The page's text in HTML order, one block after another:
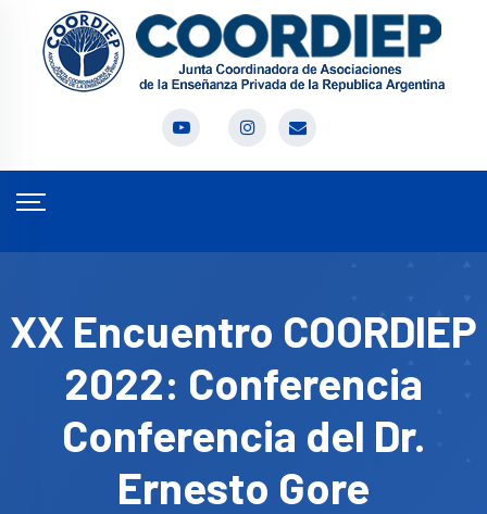
XX Encuentro COORDIEP
2022: Conferencia
Conferencia del Dr.
Ernesto Gore